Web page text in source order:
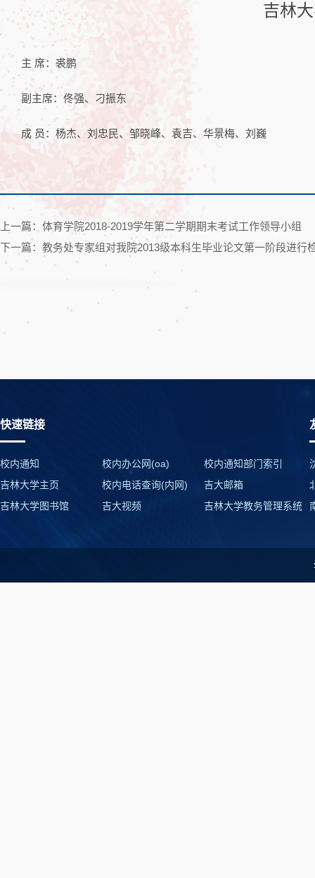
吉林
主 席：裘鹏
副主席：佟强、刁振东
成 员：杨杰、刘忠民、邹晓峰、袁吉、华景梅、刘巍
上一篇：体育学院2018-2019学年第二学期期末考试工作领导小组
下一篇：教务处专家组对我院2013级本科生毕业论文第一阶段进行
快速链接
校内通知 校内办公网(oa)
校内通知部门索引
吉林大学主页
校内电话查询(内网)
吉大邮箱
吉林大学图书馆
吉大视频 吉林大学教务管理系统